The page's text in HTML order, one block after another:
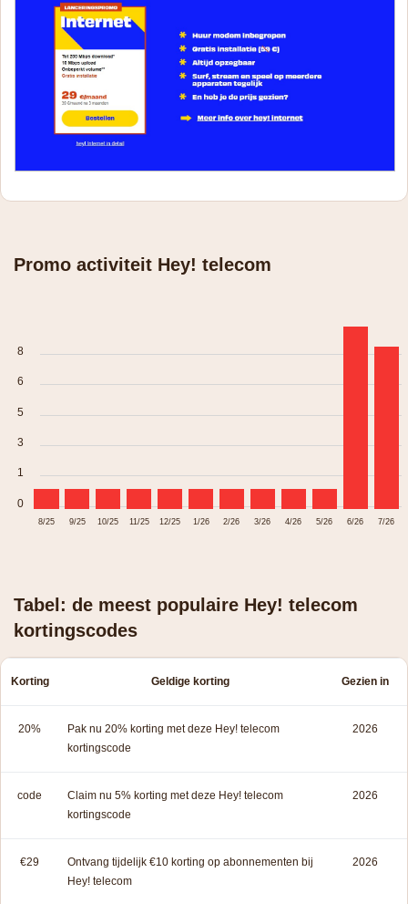
Promo activiteit Hey! telecom
8
6
5
3
1
0
8/25 9/25 10/25 11/25 12/25 1/26 2/26 3/26 4/26 5/26 6/26 7/26
Tabel: de meest populaire Hey! telecom
kortingscodes
Korting Geldige korting Gezien in
20%
Pak nu 20% korting met deze Hey! telecom
kortingscode
2026
code
Claim nu 5% korting met deze Hey! telecom
kortingscode
2026
€29
Ontvang tijdelijk €10 korting op abonnementen bij
Hey! telecom
2026